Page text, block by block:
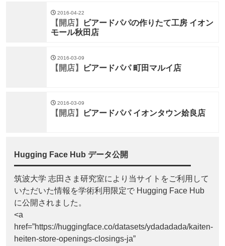
2016-04-22
【開店】
ビアードパパの作りたて工房 イオン
モール秋田店
2016-03-09
【開店】 ビアードパパ 町田マルイ店
2016-03-09
【開店】 ビアードパパ イオンタウン姶良店
Hugging Face Hub データ公開
筑波大学 志田さま研究室により当サイトをご利用して
いただいた情報を学術利用限定で Hugging Face Hub
に公開されました。
<a
href=”https://huggingface.co/datasets/ydadadada/kaiten-
heiten-store-openings-closings-ja”